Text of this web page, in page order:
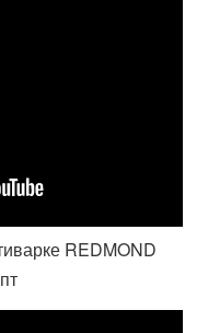
REDMOND